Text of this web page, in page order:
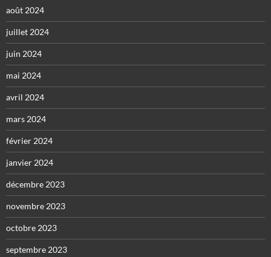
août 2024
juillet 2024
juin 2024
mai 2024
avril 2024
mars 2024
février 2024
janvier 2024
décembre 2023
novembre 2023
octobre 2023
septembre 2023